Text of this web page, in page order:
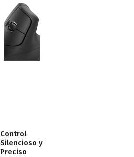
Control
Silencioso y
Preciso